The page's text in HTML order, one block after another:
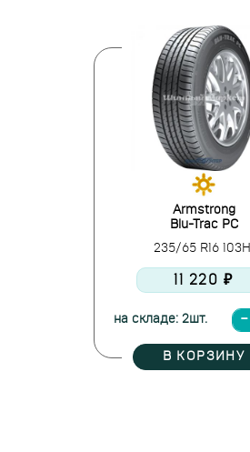
Armstrong
Blu-Trac PC
235/65 R16 103H
11 220 ₽
на складе: 2шт.
В КОРЗИНУ